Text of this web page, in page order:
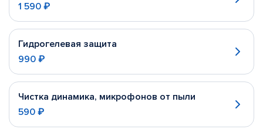
1 590 ₽
Гидрогелевая защита
990 ₽
Чистка динамика, микрофонов от пыли
590 ₽